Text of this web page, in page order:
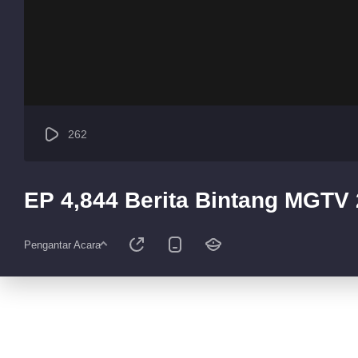
262
EP 4,844 Berita Bintang MGTV
Pengantar Acara